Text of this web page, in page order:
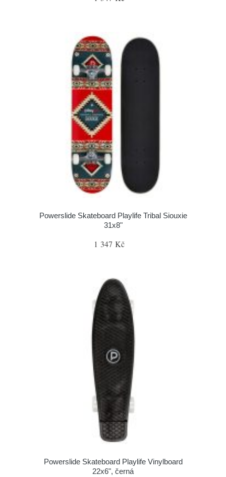
Powerslide Skateboard Playlife Tribal Siouxie
31x8"
1 347 Kč
Powerslide Skateboard Playlife Vinylboard
22x6", černá